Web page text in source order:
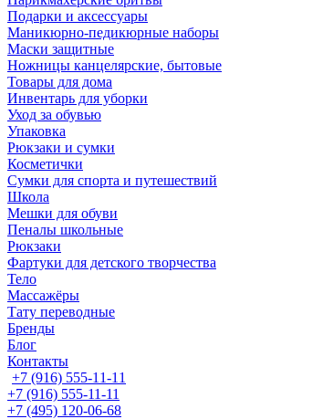
Подарки и аксессуары
Маникюрно-педикюрные наборы
Маски защитные
Ножницы канцелярские, бытовые
Товары для дома
Инвентарь для уборки
Уход за обувью
Упаковка
Рюкзаки и сумки
Косметички
Сумки для спорта и путешествий
Школа
Мешки для обуви
Пеналы школьные
Рюкзаки
Фартуки для детского творчества
Тело
Массажёры
Тату переводные
Бренды
Блог
Контакты
+7 (916) 555-11-11
+7 (916) 555-11-11
+7 (495) 120-06-68